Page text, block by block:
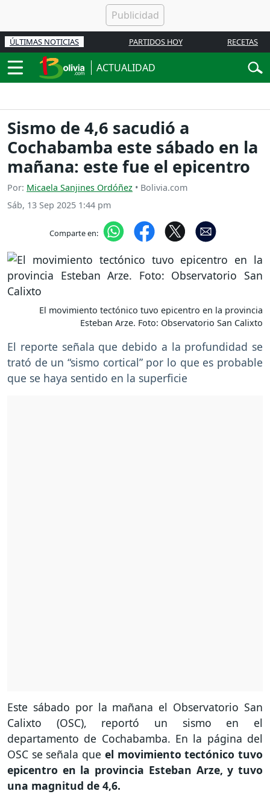
ÚLTIMAS NOTICIAS PARTIDOS HOY RECETAS
ACTUALIDAD
Sismo de 4,6 sacudió a
Cochabamba este sábado en la
mañana: este fue el epicentro
Por: Micaela Sanjines Ordóñez • Bolivia.com
Sáb, 13 Sep 2025 1:44 pm
Comparte en:
El movimiento tectónico tuvo epicentro en la provincia
Esteban Arze. Foto: Observatorio San Calixto
El reporte señala que debido a la profundidad se
trató de un “sismo cortical” por lo que es probable
que se haya sentido en la superficie
Este sábado por la mañana el Observatorio San
Calixto (OSC), reportó un sismo en el
departamento de Cochabamba. En la página del
OSC se señala que el movimiento tectónico tuvo
epicentro en la provincia Esteban Arze, y tuvo
una magnitud de 4,6.